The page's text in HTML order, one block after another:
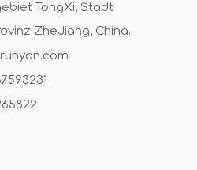
TongXi, Stadt
ZheJiang, China.